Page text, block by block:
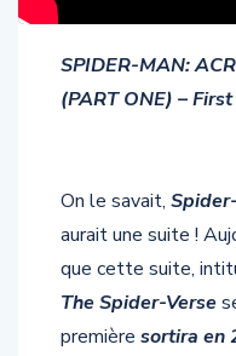
SPIDER-MAN:
(PART ONE) –
On le savait,
aurait une suite !
que cette suite,
The Spider-Verse
première sortira en